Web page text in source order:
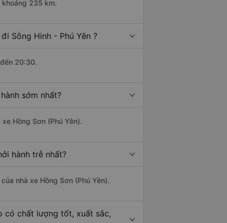
khoảng 235 km.
Sông Hinh - Phú Yên ?
20:30.
sớm nhất?
Hồng Sơn (Phú Yên).
hành trễ nhất?
nhà xe Hồng Sơn (Phú Yên).
có chất lượng tốt, xuất sắc,